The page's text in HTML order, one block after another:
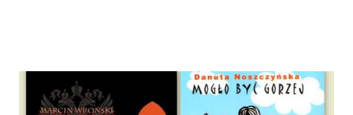
wspólnego życia przeczytacie TUTAJ i TUTAJ . Gdy już
nieco okrzepliśmy w codzienności z psem, a Amber - z